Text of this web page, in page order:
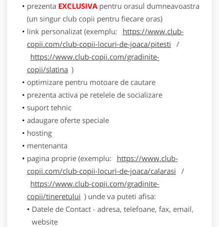
prezenta EXCLUSIVApentru orasul dumneavoastra
(un singur club copii pentru fiecare oras)
link personalizat (exemplu:
https://www.club-
copii.com/club-copii-locuri-de-joaca/pitesti /
https://www.club-copii.com/gradinite-
copii/slatina )
optimizare pentru motoare de cautare
prezenta activa pe retelele de socializare
suport tehnic
adaugare oferte speciale
hosting
mentenanta
pagina proprie (exemplu:
https://www.club-
copii.com/club-copii-locuri-de-joaca/calarasi /
https://www.club-copii.com/gradinite-
copii/tineretului ) unde va puteti afisa:
Datele de Contact - adresa, telefoane, fax, email,
website